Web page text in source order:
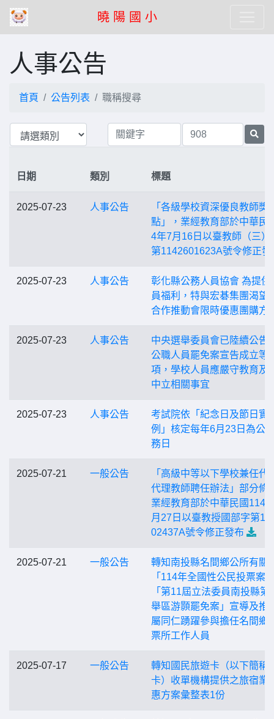
曉 陽 國 小
人事公告
首頁 公告列表 職稱搜尋
日期 類別 標題
2025-07-23 人事公告
「各級學校資深優良教師獎
點」，業經教育部於中華民
4年7月16日以臺教師（三）
第1142601623A號令修正發
2025-07-23 人事公告
彰化縣公務人員協會 為提供
員福利，特與宏碁集團渴望
合作推動會限時優惠團購方
2025-07-23 人事公告
中央選舉委員會已陸續公告
公職人員罷免案宣告成立等
項，學校人員應嚴守教育及
中立相關事宜
2025-07-23 人事公告
考試院依「紀念日及節日實
例」核定每年6月23日為公
務日
2025-07-21 一般公告
「高級中等以下學校兼任代
代理教師聘任辦法」部分條
業經教育部於中華民國114
月27日以臺教授國部字第
02437A號令修正發布
2025-07-21 一般公告
轉知南投縣名間鄉公所有關
「114年全國性公民投票案
「第11屆立法委員南投縣第
舉區游顥罷免案」宣導及推
屬同仁踴躍參與擔任名間鄉
票所工作人員
2025-07-17 一般公告
轉知國民旅遊卡（以下簡稱
卡）收單機構提供之旅宿業
惠方案彙整表1份